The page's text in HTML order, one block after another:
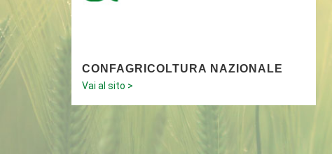
CONFAGRICOLTURA NAZIONALE
Vai al sito >